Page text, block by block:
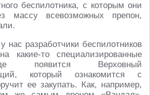
беспилотника, с которым они
массу всевозможных препон,
нас разработчики беспилотников
какие-то специализированные
появится Верховный
который ознакомится с
ее закупать. Как, например,